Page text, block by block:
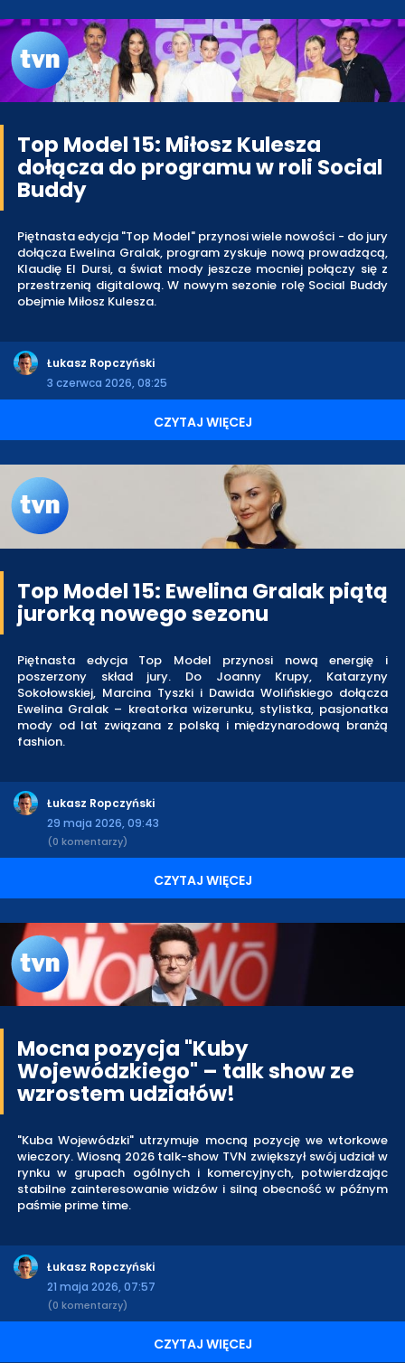
Top Model 15: Miłosz Kulesza
dołącza do programu w roli Social
Buddy
Piętnasta edycja "Top Model" przynosi wiele nowości - do jury
dołącza Ewelina Gralak, program zyskuje nową prowadzącą,
Klaudię El Dursi, a świat mody jeszcze mocniej połączy się z
przestrzenią digitalową. W nowym sezonie rolę Social Buddy
obejmie Miłosz Kulesza.
Łukasz Ropczyński
3 czerwca 2026, 08:25
CZYTAJ WIĘCEJ
Top Model 15: Ewelina Gralak piątą
jurorką nowego sezonu
Piętnasta edycja Top Model przynosi nową energię i
poszerzony skład jury. Do Joanny Krupy, Katarzyny
Sokołowskiej, Marcina Tyszki i Dawida Wolińskiego dołącza
Ewelina Gralak – kreatorka wizerunku, stylistka, pasjonatka
mody od lat związana z polską i międzynarodową branżą
fashion.
Łukasz Ropczyński
29 maja 2026, 09:43
(0 komentarzy)
CZYTAJ WIĘCEJ
Mocna pozycja "Kuby
Wojewódzkiego" – talk show ze
wzrostem udziałów!
"Kuba Wojewódzki" utrzymuje mocną pozycję we wtorkowe
wieczory. Wiosną 2026 talk-show TVN zwiększył swój udział w
rynku w grupach ogólnych i komercyjnych, potwierdzając
stabilne zainteresowanie widzów i silną obecność w późnym
paśmie prime time.
Łukasz Ropczyński
21 maja 2026, 07:57
(0 komentarzy)
CZYTAJ WIĘCEJ